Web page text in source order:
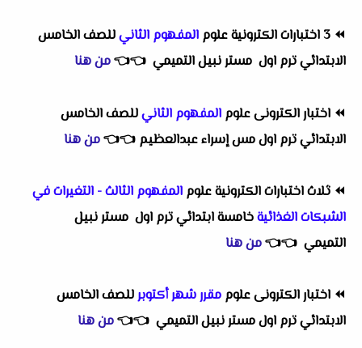
⏪ 3 اختبارات الكترونية علوم المفهوم الثانيللصف الخامس
الابتدائي ترم اول مستر نبيل التميمي 👈
👈من هنا
⏪ اختبار الكترونى علوم المفهوم الثانيللصف الخامس
الابتدائي ترم اول مس إسراء عبدالعظيم 👈
👈من هنا
⏪ ثلاث اختبارات الكترونية علوم المفهوم الثالث - التغيرات في
الشبكات الغذائيةخامسة ابتدائي ترم اول مستر نبيل
التميمي 👈
👈من هنا
⏪ اختبار الكترونى علوم مقرر شهر أكتوبرللصف الخامس
الابتدائي ترم اول مستر نبيل التميمي 👈
👈من هنا